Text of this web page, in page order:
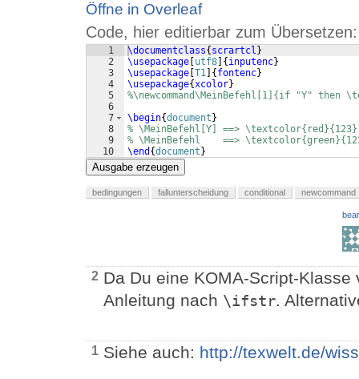
Öffne in Overleaf
Code, hier editierbar zum Übersetzen:
1
2
3
4
5
6
7
8
9
10
\documentclass{ scrartcl }
\usepackage utf8 { inputenc}
\usepackage T1 { fontenc}
\usepackage{xcolor}
%\newcommand\MeinBefehl[1]{if "Y"
\begin{document }
% \MeinBefehl[Y] ==> \textcolor{red}{123}
% \MeinBefehl    ==>
\end {document }
Ausgabe erzeugen
bedingungen fallunterscheidung conditional newcommand
2 Da Du eine KOMA-Script-
Anleitung nach \ifstr.
1 Siehe auch: http://texwelt.de/